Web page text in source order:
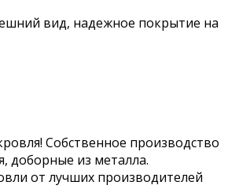
вид, надежное покрытие на
Собственное производство
доборные из металла.
от лучших производителей